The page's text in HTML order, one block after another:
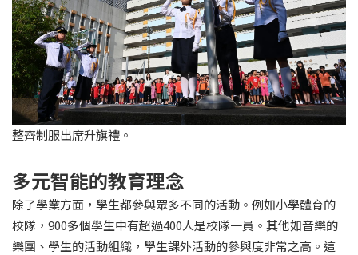
整齊制服出席升旗禮。
多元智能的教育理念
除了學業方面，學生都參與眾多不同的活動。例如小學體育的
校隊，900多個學生中有超過400人是校隊一員。其他如音樂的
樂團、學生的活動組織，學生課外活動的參與度非常之高。這